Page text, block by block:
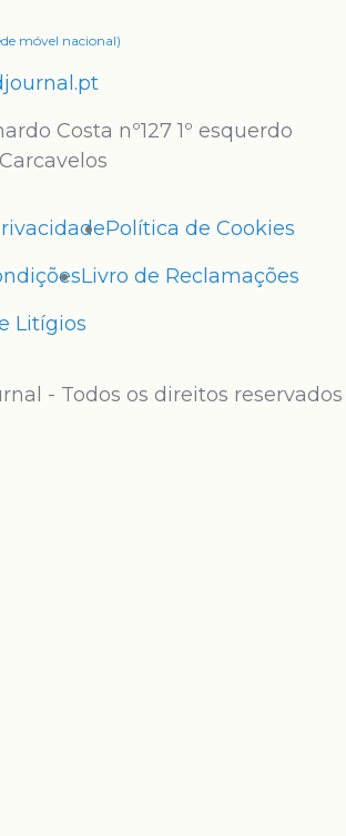
móvel nacional)
Costa nº127 1º esquerdo
Política de Cookies
Livro de Reclamações
Litígios
- Todos os direitos reservados